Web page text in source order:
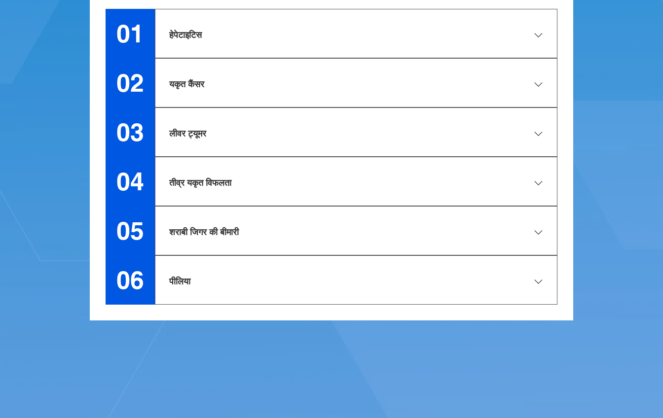
01 हेपेटाइटिस
जिगर की बीमारी लीवर की क्षति या बीमारी का एक प्रकार है। यह वंशानुगत (आनुवंशिक) हो सकता है या यकृत को नुकसान पहुंचाने वाले
02 यकृत कैंसर
यकृत का सिरोसिस एक ऐसी स्थिति का वर्णन करता है जहां निशान ऊतक धीरे-धीरे स्वस्थ यकृत कोशिकाओं को बदल देता है। यह तब होता
03 लीवर ट्यूमर
हेपैटोसेलुलर कार्सिनोमा प्राथमिक लिवर कैंसर का सबसे आम प्रकार है। यह अक्सर पुराने यकृत रोगों वाले लोगों में होता है, जैसे हेपेटाइटिस
04 तीव्र यकृत विफलता
एक्यूट लिवर फेल्योर लिवर की कार्यप्रणाली में कमी है जो दिनों या हफ्तों में तेजी से होता है, आमतौर पर ऐसे व्यक्ति में जिसे पहले से लिवर की
05 शराबी जिगर की बीमारी
अल्कोहलिक हेपेटाइटिस यकृत की सूजन की स्थिति है। यह लंबे समय तक अत्यधिक शराब पीने के कारण होता है।
06 पीलिया
ऑटोइम्यून हेपेटाइटिस एक पुरानी या लंबे समय तक चलने वाली बीमारी है जिसमें शरीर की प्रतिरक्षा प्रणाली यकृत के सामान्य घटकों या
कोशिकाओं पर हमला करती है और सूजन और जिगर की क्षति का कारण बनती है।